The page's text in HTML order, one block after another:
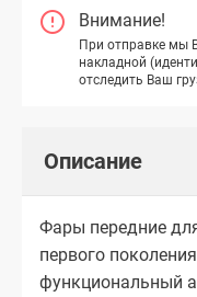
Внимание!
При отправке мы
накладной
отследить Ваш
Описание
Фары передние
первого
функциональный